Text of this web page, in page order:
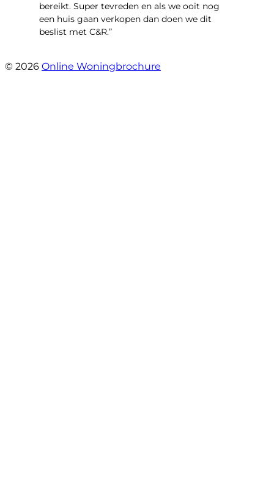
bereikt. Super tevreden en als we ooit nog
een huis gaan verkopen dan doen we dit
beslist met C&R.”
© 2026 Online Woningbrochure